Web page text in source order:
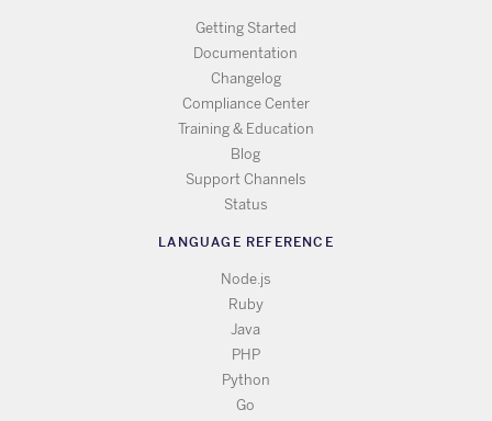
Getting Started
Documentation
Changelog
Compliance Center
Training & Education
Blog
Support Channels
Status
LANGUAGE REFERENCE
Node.js
Ruby
Java
PHP
Python
Go